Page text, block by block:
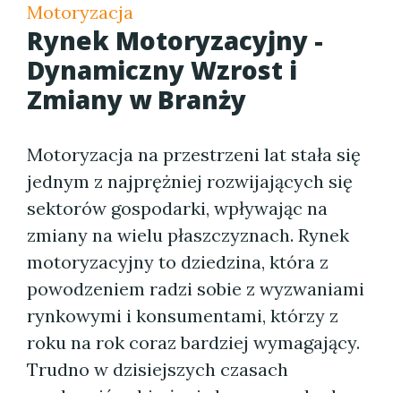
Motoryzacja
Rynek Motoryzacyjny -
Dynamiczny Wzrost i
Zmiany w Branży
Motoryzacja na przestrzeni lat stała się
jednym z najprężniej rozwijających się
sektorów gospodarki, wpływając na
zmiany na wielu płaszczyznach. Rynek
motoryzacyjny to dziedzina, która z
powodzeniem radzi sobie z wyzwaniami
rynkowymi i konsumentami, którzy z
roku na rok coraz bardziej wymagający.
Trudno w dzisiejszych czasach